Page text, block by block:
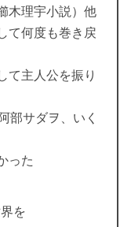
木理宇小説）他
て何度も巻き戻
て主人公を振り
部サダヲ、いく
った
を